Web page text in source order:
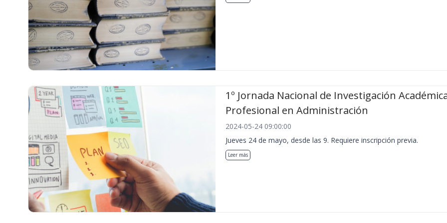
1º Jornada Nacional de Investigación
Profesional en Administración
2024-05-24 09:00:00
Jueves 24 de mayo, desde las 9. Requiere inscripción previa.
Leer más